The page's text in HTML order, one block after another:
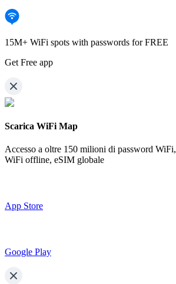
15M+ WiFi spots with passwords for FREE
Get Free app
Scarica WiFi Map
Accesso a oltre 150 milioni di password WiFi,
WiFi offline, eSIM globale
App Store
Google Play